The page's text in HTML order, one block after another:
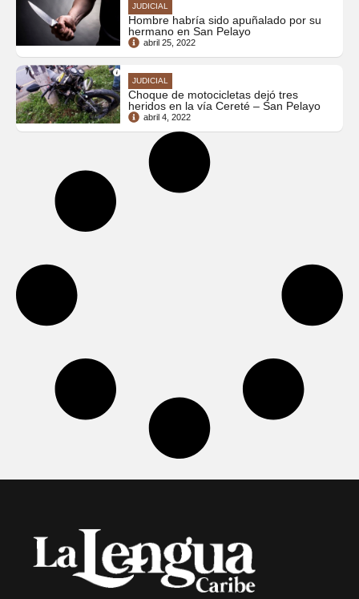
JUDICIAL
Hombre habría sido apuñalado por su
hermano en San Pelayo
abril 25, 2022
JUDICIAL
Choque de motocicletas dejó tres
heridos en la vía Cereté – San Pelayo
abril 4, 2022